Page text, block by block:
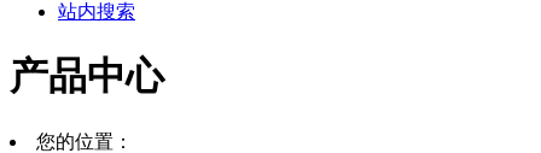
站内搜索
产品中心
您的位置：